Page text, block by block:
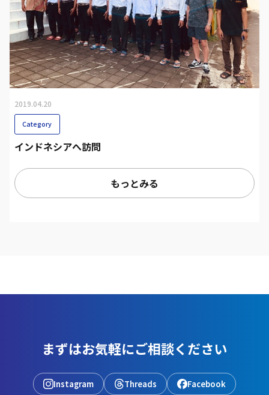
2019.04.20
Category
インドネシアへ訪問
もっとみる
まずはお気軽にご相談ください
Instagram Threads Facebook